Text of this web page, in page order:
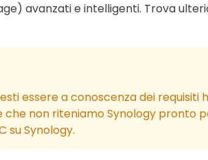
avanzati e intelligenti. Trova
essere a conoscenza dei requisiti
che non riteniamo Synology pronto
su Synology.